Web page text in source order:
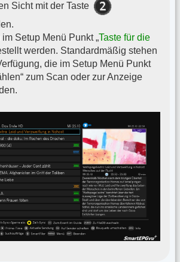
Sicht mit der Taste
Setup Menü Punkt „Taste für die
werden. Standardmäßig stehen
die im Setup Menü Punkt
zum Scan oder zur Anzeige